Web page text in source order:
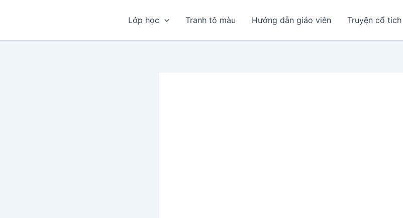
Lớp học Tranh tô màu Hướng dẫn giáo viên Truyện cổ tich